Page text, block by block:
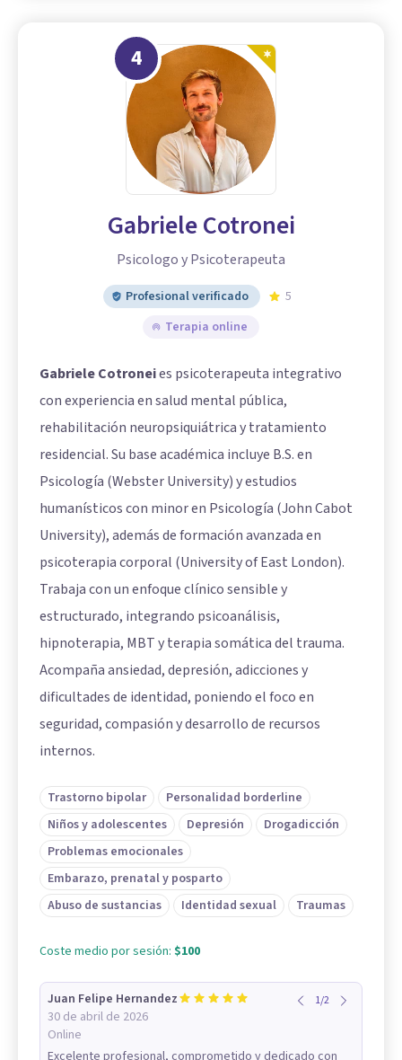
4
Gabriele Cotronei
Psicologo y Psicoterapeuta
Profesional verificado
5
Terapia online
Gabriele Cotroneies psicoterapeuta integrativo
con experiencia en salud mental pública,
rehabilitación neuropsiquiátrica y tratamiento
residencial. Su base académica incluye B.S. en
Psicología (Webster University) y estudios
humanísticos con minor en Psicología (John Cabot
University), además de formación avanzada en
psicoterapia corporal (University of East London).
Trabaja con un enfoque clínico sensible y
estructurado, integrando psicoanálisis,
hipnoterapia, MBT y terapia somática del trauma.
Acompaña ansiedad, depresión, adicciones y
dificultades de identidad, poniendo el foco en
seguridad, compasión y desarrollo de recursos
internos.
Trastorno bipolar
Personalidad borderline
Niños y adolescentes
Depresión
Drogadicción
Problemas emocionales
Embarazo, prenatal y posparto
Abuso de sustancias
Identidad sexual Traumas
Coste medio por sesión: $100
Juan Felipe Hernandez
30 de abril de 2026
Online
1/2
Excelente profesional, comprometido y dedicado con